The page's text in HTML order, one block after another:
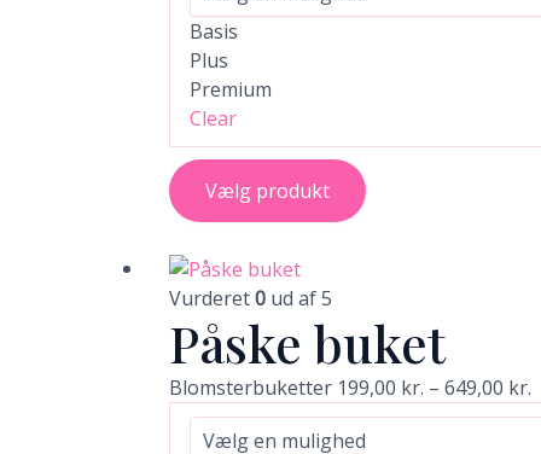
Basis
Plus
Premium
Clear
Vælg produkt
vælges
Vurderet0 ud af 5
Påske buket
Blomsterbuketter 199,00 kr. – 649,00 kr.
har
flere
varianter.
Mulighederne